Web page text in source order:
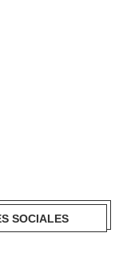
SOCIALES